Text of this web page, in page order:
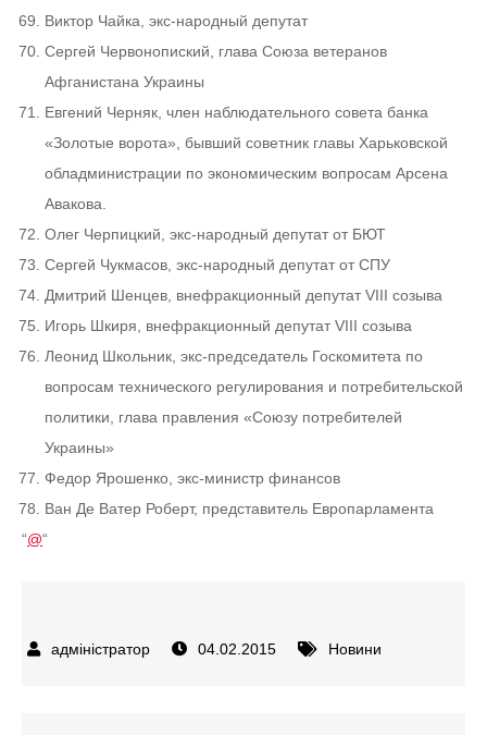
Виктор Чайка, экс-народный депутат
Сергей Червонопиский, глава Союза ветеранов
Афганистана Украины
Евгений Черняк, член наблюдательного совета банка
«Золотые ворота», бывший советник главы Харьковской
обладминистрации по экономическим вопросам Арсена
Авакова.
Олег Черпицкий, экс-народный депутат от БЮТ
Сергей Чукмасов, экс-народный депутат от СПУ
Дмитрий Шенцев, внефракционный депутат VIII созыва
Игорь Шкиря, внефракционный депутат VIII созыва
Леонид Школьник, экс-председатель Госкомитета по
вопросам технического регулирования и потребительской
политики, глава правления «Союзу потребителей
Украины»
Федор Ярошенко, экс-министр финансов
Ван Де Ватер Роберт, представитель Европарламента
“@“
04.02.2015 Новини